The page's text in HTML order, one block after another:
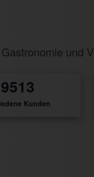
und
267
Kunden